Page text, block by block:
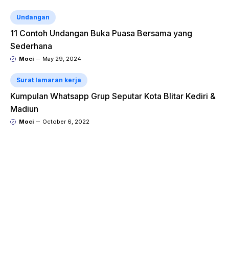
Undangan
11 Contoh Undangan Buka Puasa Bersama yang
Sederhana
Moci May 29, 2024
Surat lamaran kerja
Kumpulan Whatsapp Grup Seputar Kota Blitar Kediri &
Madiun
Moci October 6, 2022